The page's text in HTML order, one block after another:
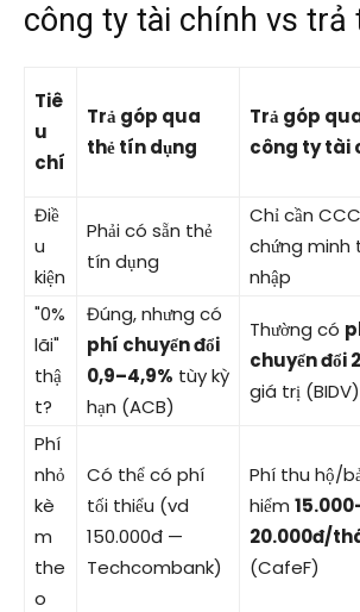
công ty tài chính vs trả
Tiê
u
chí
Trả góp qua
thẻ tín dụng
Trả góp
công ty tài
Điề
u
kiện
Phải có sẵn thẻ
tín dụng
Chỉ cần
chứng minh
nhập
"0%
lãi"
thậ
t?
Đúng, nhưng có
phí chuyển đổi
0,9–4,9% tùy kỳ
hạn (ACB)
Thường có
chuyển đổi
giá trị (BIDV)
Phí
nhỏ
kè
m
the
o
Có thể có phí
tối thiểu (vd
150.000đ —
Techcombank)
Phí thu hộ/
hiểm
20.000đ/
(CafeF)